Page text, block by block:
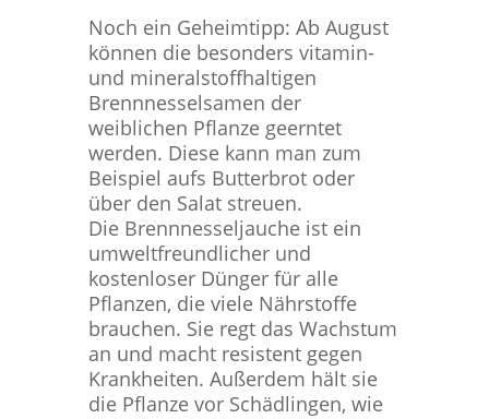
Noch ein Geheimtipp: Ab August
können die besonders vitamin-
und mineralstoffhaltigen
Brennnesselsamen der
weiblichen Pflanze geerntet
werden. Diese kann man zum
Beispiel aufs Butterbrot oder
über den Salat streuen.
Die Brennnesseljauche ist ein
umweltfreundlicher und
kostenloser Dünger für alle
Pflanzen, die viele Nährstoffe
brauchen. Sie regt das Wachstum
an und macht resistent gegen
Krankheiten. Außerdem hält sie
die Pflanze vor Schädlingen, wie